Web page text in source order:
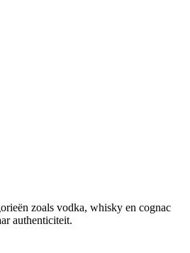
zoals vodka, whisky en cognac
authenticiteit.